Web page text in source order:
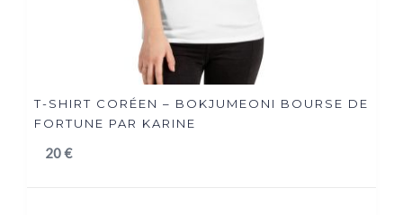
T-SHIRT CORÉEN – BOKJUMEONI BOURSE DE
FORTUNE PAR KARINE
20€